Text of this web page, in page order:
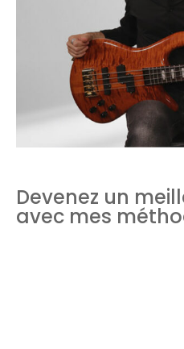
Devenez un
avec mes